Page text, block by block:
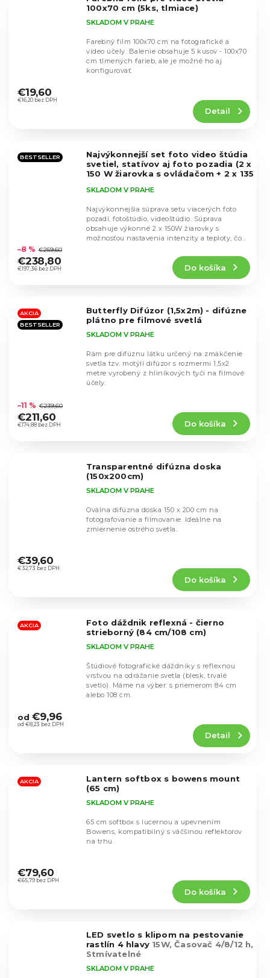
100x70 cm (5ks, tlmiace)
hodnotenie
produktu
hviezdičiek.
SKLADOM V PRAHE
€16,20 bez DPH
€19,60
Detail
Farebný film 100x70 cm na fotografické a
video účely. Balenie obsahuje 5 kusov - 100x70
cm tlmených farieb, ale je možné ho aj
konfigurovať.
BESTSELLER
Najvýkonnejší set foto video štúdia
svetiel, statívov aj foto pozadia (2 x
150 W žiarovka s ovládačom + 2 x 135
W žiarovka)
hodnotenie
produktu
je
hviezdičiek.
SKLADOM V PRAHE
€197,36 bez DPH
–8 % €259,60
€238,80
Do košíka
Najvýkonnejšia súprava setu viacerých foto
pozadí, fotoštúdio, videoštúdio. Súprava
obsahuje výkonné 2 x 150W žiarovky s
možnosťou nastavenia intenzity a teploty, čo
AKCIA
BESTSELLER
Butterfly Difúzor (1,5x2m) - difúzne
plátno pre filmové svetlá
hodnotenie
produktu
je
SKLADOM V PRAHE
€174,88 bez DPH
–11 % €239,60
€211,60
Do košíka
Rám pre difúznu látku určený na zmäkčenie
svetla tzv. motýlí difúzor s rozmermi 1,5x2
metre vyrobený z hliníkových tyčí na filmové
účely.
Transparentné difúzna doska
(150x200cm)
hodnotenie
produktu
hviezdičiek.
SKLADOM V PRAHE
€32,73 bez DPH
€39,60
Do košíka
Oválna difúzna doska 150 x 200 cm na
fotografovanie a filmovanie. Ideálne na
zmiernenie ostrého svetla.
AKCIA
Foto dáždnik reflexná - čierno
strieborný (84 cm/108 cm)
hodnotenie
produktu
hviezdičiek.
SKLADOM V PRAHE
od €8,23 bez DPH
od €9,96
Detail
Štúdiové fotografické dáždniky s reflexnou
vrstvou na odrážanie svetla (blesk, trvalé
svetlo). Máme na výber: s priemerom 84 cm
alebo 108 cm.
AKCIA
Lantern softbox s bowens mount
(65 cm)
hodnotenie
produktu
SKLADOM V PRAHE
€65,79 bez DPH
€79,60
Do košíka
65 cm softbox s lucernou a upevnením
Bowens, kompatibilný s väčšinou reflektorov
na trhu.
LED svetlo s klipom na pestovanie
rastlín 4 hlavy 15W, Časovač 4/8/12 h,
Stmívatelné
SKLADOM V PRAHE